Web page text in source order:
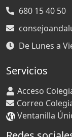
680 15 40 50
De Lunes a
Servicios
Acceso
Correo
Ventanilla